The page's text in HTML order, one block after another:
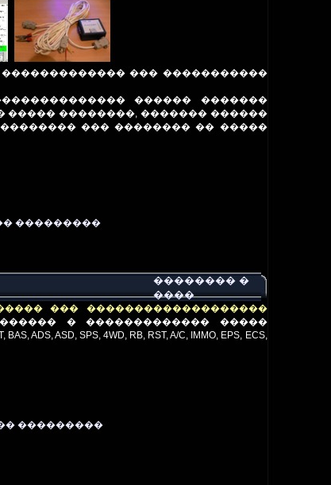
������������� ��� �����������
������ �������
����� ��������, ������� ������
��� �������� �� �����
���������
�������� �
����
��� �������������������
� ������������� �����
ADS, ASD, SPS, 4WD, RB, RST, A/C, IMMO, EPS, ECS,
���������